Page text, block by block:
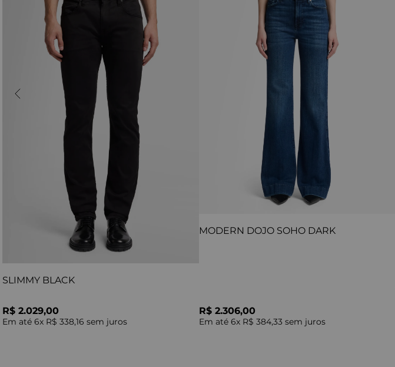
SLIMMY BLACK
R$ 2.029,00
Em até 6x R$ 338,16 sem juros
MODERN DOJO SOHO DARK
R$ 2.306,00
Em até 6x R$ 384,33 sem juros